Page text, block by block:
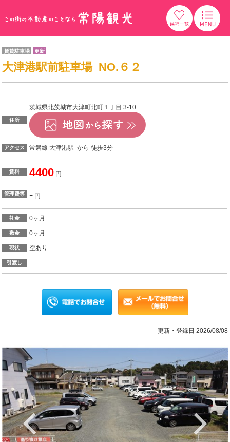
賃貸駐車場 更新
大津港駅前駐車場 NO.６２
住所
茨城県北茨城市大津町北町１丁目 3-10
アクセス 常磐線 大津港駅 から 徒歩3分
賃料 4400 円
管理費等 - 円
礼金 0ヶ月
敷金 0ヶ月
現状 空あり
引渡し
更新・登録日 2026/08/08
Previous